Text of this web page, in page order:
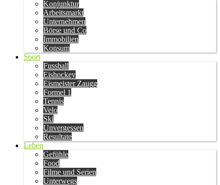
Konjunktur
Arbeitsmarkt
Unternehmen
Börse und Co
Immobilien
Konsum
Sport
Fussball
Eishockey
Eismeister Zaugg
Formel 1
Tennis
Velo
Ski
Unvergessen
Resultate
Leben
Gefühle
Food
Filme und Serien
Unterwegs